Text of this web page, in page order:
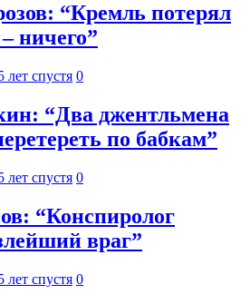
“Кремль потерял
ничего”
лет спустя 0
“Два джентльмена
по бабкам”
лет спустя 0
“Конспиролог
враг”
лет спустя 0